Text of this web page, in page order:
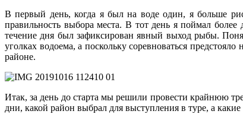
В первый день, когда я был на воде один, я больше
правильность выбора места. В тот день я поймал
течение дня был зафиксирован явный выход рыбы.
уголках водоема, а поскольку соревноваться
районе.
Итак, за день до старта мы решили провести крайнюю
дни, какой район выбрал для выступления в туре, а